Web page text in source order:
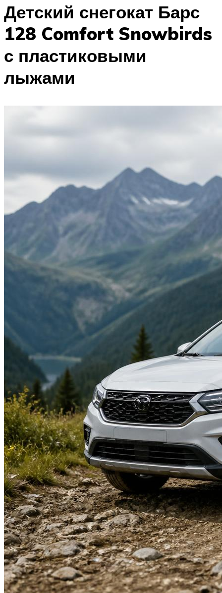
Детский снегокат Барс
128 Comfort Snowbirds
с пластиковыми
лыжами